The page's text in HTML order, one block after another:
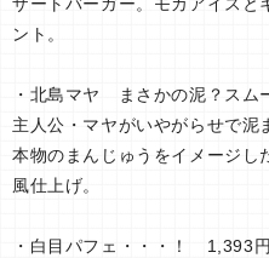
ザートバーガー。モカアイスと
ント。
・北島マヤ まさかの泥？ス
主人公・マヤがいやがらせで
本物のまんじゅうをイメージし
風仕上げ。
・白目パフェ・・・！ 1,393